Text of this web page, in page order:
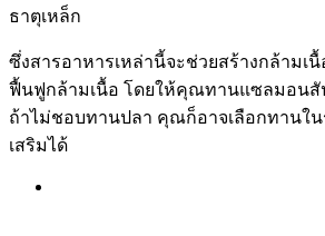
ธาตุเหล็ก
ซึ่งสารอาหารเหล่านี้จะช่วยสร้างกล้ามเ
ฟื้นฟูกล้ามเนื้อ โดยให้คุณทานแซลมอนสั
ถ้าไม่ชอบทานปลา คุณก็อาจเลือกทานใ
เสริมได้